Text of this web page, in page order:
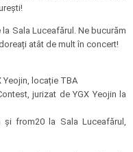
Sala Luceafărul. Ne bucurăm
atât de mult în concert!
locație TBA
jurizat de YGX Yeojin la
from20 la Sala Luceafărul,